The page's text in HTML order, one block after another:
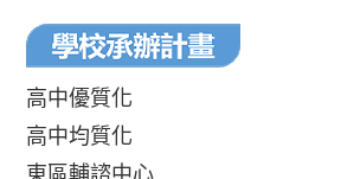
高中優質化
高中均質化
東區輔諮中心